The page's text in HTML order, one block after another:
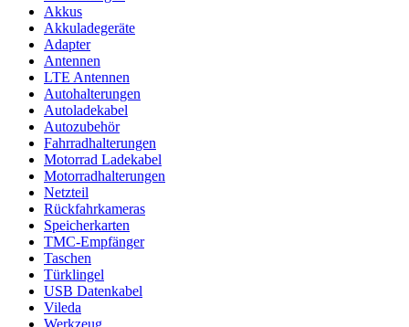
Akkus
Akkuladegeräte
Adapter
Antennen
LTE Antennen
Autohalterungen
Autoladekabel
Autozubehör
Fahrradhalterungen
Motorrad Ladekabel
Motorradhalterungen
Netzteil
Rückfahrkameras
Speicherkarten
TMC-Empfänger
Taschen
Türklingel
USB Datenkabel
Vileda
Werkzeug